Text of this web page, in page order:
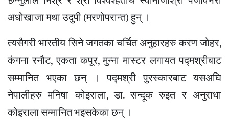
अधोखाजा मथा उदुपी (मरणोपरान्त) हुन् ।
त्यसैगरी भारतीय सिने जगतका चर्चित अनुहारहरु करण जोहर,
कंगना रनौट, एकता कपूर, मुन्ना मास्टर लगायत पद्मश्रीबाट
सम्मानित भएका छन् । पद्मश्री पुरस्कारबाट यसअघि
नेपालीहरु मनिषा कोइराला, डा. सन्दूक रुइत र अनुराधा
कोइराला सम्मानित भइसकेका छन् ।